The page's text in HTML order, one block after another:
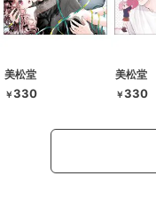
美松堂
￥330
美松堂
￥330